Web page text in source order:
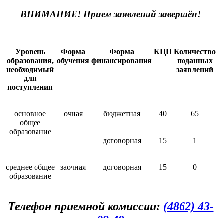
ВНИМАНИЕ! Прием заявлений завершён!
Уровень
образования,
необходимый
для
поступления
Форма
обучения
Форма
финансирования
КЦП Количество
поданных
заявлений
основное
общее
образование
очная бюджетная 40 65
договорная 15 1
среднее общее
образование
заочная договорная 15 0
Телефон приемной комиссии: (4862) 43-